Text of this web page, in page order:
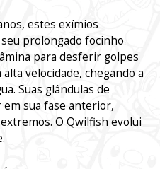
estes exímios
prolongado focinho
para desferir golpes
velocidade, chegando a
Suas glândulas de
sua fase anterior,
O Qwilfish evolui